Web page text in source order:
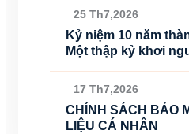
25 Th7,2026
Kỷ niệm 10 năm
Một thập kỷ khơi
17 Th7,2026
CHÍNH SÁCH BẢO
LIỆU CÁ NHÂN